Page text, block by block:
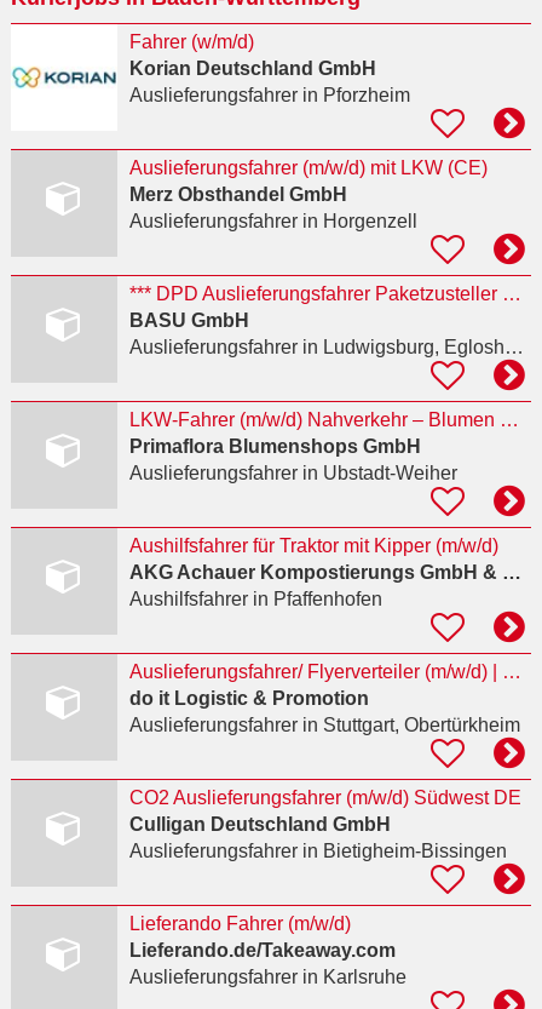
Fahrer (w/m/d)
Korian Deutschland GmbH
Auslieferungsfahrerin Pforzheim
Auslieferungsfahrer (m/w/d) mit LKW (CE)
Merz Obsthandel GmbH
Auslieferungsfahrerin Horgenzell
*** DPD Auslieferungsfahrer Paketzusteller Fahrer *** GESUCHT
BASU GmbH
Auslieferungsfahrerin Ludwigsburg, Eglosheim
LKW-Fahrer (m/w/d) Nahverkehr – Blumen & Pflanzen
Primaflora Blumenshops GmbH
Auslieferungsfahrerin Ubstadt-Weiher
Aushilfsfahrer für Traktor mit Kipper (m/w/d)
AKG Achauer Kompostierungs GmbH & Co. KG
Aushilfsfahrerin Pfaffenhofen
Auslieferungsfahrer/ Flyerverteiler (m/w/d) | befristet
do it Logistic & Promotion
Auslieferungsfahrerin Stuttgart, Obertürkheim
CO2 Auslieferungsfahrer (m/w/d) Südwest DE
Culligan Deutschland GmbH
Auslieferungsfahrerin Bietigheim-Bissingen
Lieferando Fahrer (m/w/d)
Lieferando.de/Takeaway.com
Auslieferungsfahrerin Karlsruhe